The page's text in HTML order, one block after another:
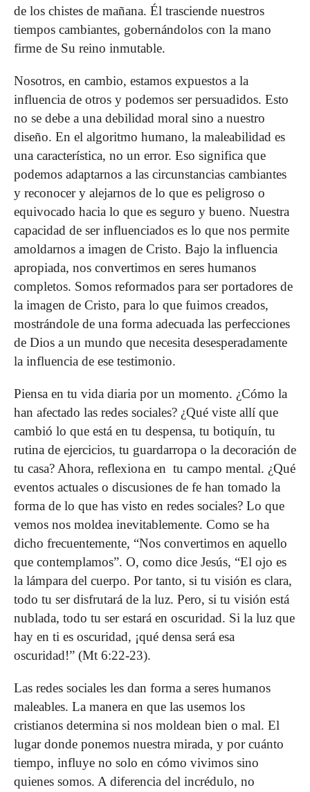
de los chistes de mañana. Él trasciende nuestros
tiempos cambiantes, gober­nándolos con la mano
firme de Su reino inmutable.
Nosotros, en cambio, estamos expuestos a la
influencia de otros y podemos ser persuadidos. Esto
no se debe a una de­bilidad moral sino a nuestro
diseño. En el algoritmo humano, la maleabilidad es
una característica, no un error. Eso significa que
podemos adaptarnos a las circunstancias cambiantes
y re­conocer y alejarnos de lo que es peligroso o
equivocado hacia lo que es seguro y bueno. Nuestra
capacidad de ser influen­ciados es lo que nos permite
amoldarnos a imagen de Cristo. Bajo la influencia
apropiada, nos convertimos en seres huma­nos
completos. Somos reformados para ser portadores de
la imagen de Cristo, para lo que fuimos creados,
mostrándole de una forma adecuada las perfecciones
de Dios a un mundo que necesita desesperadamente
la influencia de ese testimonio.
Piensa en tu vida diaria por un momento. ¿Cómo la
han afectado las redes sociales? ¿Qué viste allí que
cambió lo que está en tu despensa, tu botiquín, tu
rutina de ejercicios, tu guardarropa o la decoración de
tu casa? Ahora, reflexiona en tu campo mental. ¿Qué
eventos actuales o discusiones de fe han tomado la
forma de lo que has visto en redes sociales? Lo que
vemos nos moldea inevitablemente. Como se ha
dicho frecuentemente, “Nos convertimos en aquello
que contempla­mos”. O, como dice Jesús, “El ojo es
la lámpara del cuerpo. Por tanto, si tu visión es clara,
todo tu ser disfrutará de la luz. Pero, si tu visión está
nublada, todo tu ser estará en oscuridad. Si la luz que
hay en ti es oscuridad, ¡qué densa será esa
oscuridad!” (Mt 6:22-23).
Las redes sociales les dan forma a seres humanos
malea­bles. La manera en que las use­mos los
cristianos determina si nos moldean bien o mal. El
lugar donde ponemos nuestra mirada, y por cuánto
tiempo, influye no solo en cómo vivimos sino
quienes somos. A diferencia del incrédulo, no